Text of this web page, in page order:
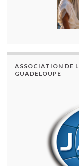
ASSOCIATION DE
GUADELOUPE